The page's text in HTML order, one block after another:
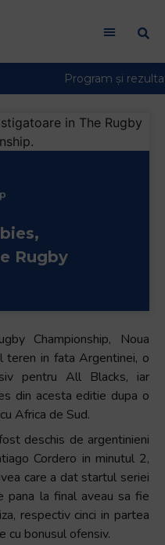
Rugby
Championship, Noua
teren in fata Argentinei, o
pentru All Blacks, iar
din acesta editie dupa o
Africa de Sud.
deschis de argentinieni
Cordero in minutul 2,
care a dat startul seriei
pana la final aveau sa fie
respectiv cinci in partea
cu bonusul ofensiv.